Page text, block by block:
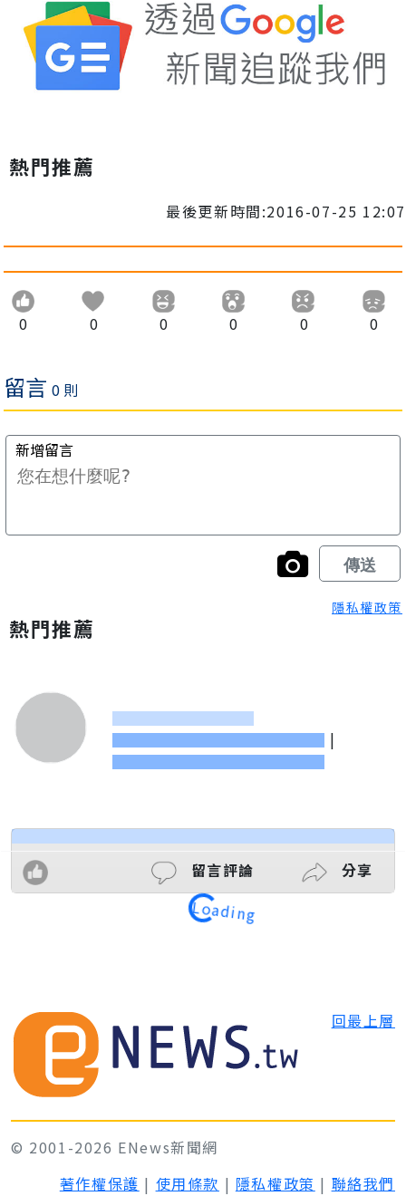
熱門推薦
最後更新時間:2016-07-25 12:07
0 0 0 0 0 0
隱私權政策
熱門推薦
|
留言評論 分享
Loading
回最上層
© 2001-2026 ENews新聞網
著作權保護 | 使用條款 | 隱私權政策 | 聯絡我們